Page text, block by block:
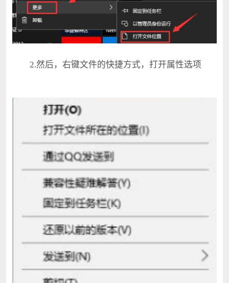
2.然后，右键文件的快捷方式，打开属性选项